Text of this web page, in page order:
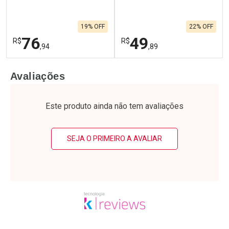
R$76,94
19% OFF
Laboratório
Por Menos
R$49,89
22% OFF
Laboratório
Por Menos
Avaliações
Este produto ainda não tem avaliações
SEJA O PRIMEIRO A AVALIAR